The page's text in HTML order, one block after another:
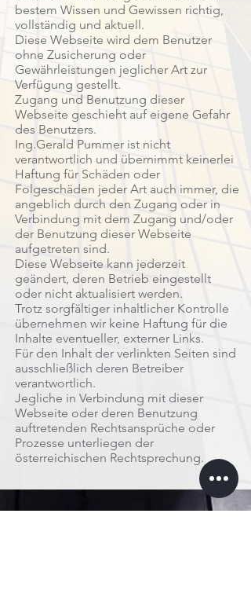
bestem Wissen und Gewissen richtig,
vollständig und aktuell.
Diese Webseite wird dem Benutzer
ohne Zusicherung oder
Gewährleistungen jeglicher Art zur
Verfügung gestellt.
Zugang und Benutzung dieser
Webseite geschieht auf eigene Gefahr
des Benutzers.
Ing.Gerald Pummer ist nicht
verantwortlich und übernimmt keinerlei
Haftung für Schäden oder
Folgeschäden jeder Art auch immer, die
angeblich durch den Zugang oder in
Verbindung mit dem Zugang und/oder
der Benutzung dieser Webseite
aufgetreten sind.
Diese Webseite kann jederzeit
geändert, deren Betrieb eingestellt
oder nicht aktualisiert werden.
Trotz sorgfältiger inhaltlicher Kontrolle
übernehmen wir keine Haftung für die
Inhalte eventueller, externer Links.
Für den Inhalt der verlinkten Seiten sind
ausschließlich deren Betreiber
verantwortlich.
Jegliche in Verbindung mit dieser
Webseite oder deren Benutzung
auftretenden Rechtsansprüche oder
Prozesse unterliegen der
österreichischen Rechtsprechung.